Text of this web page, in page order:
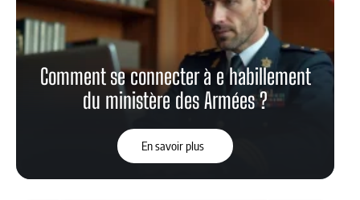
Comment se connecter à e habillement
du ministère des Armées ?
En savoir plus